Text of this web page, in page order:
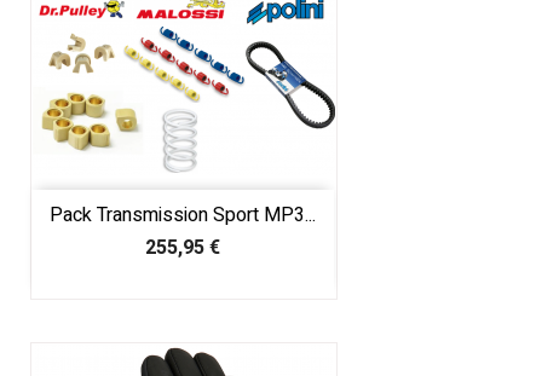
Pack Transmission Sport MP3...
Prix
255,95 €